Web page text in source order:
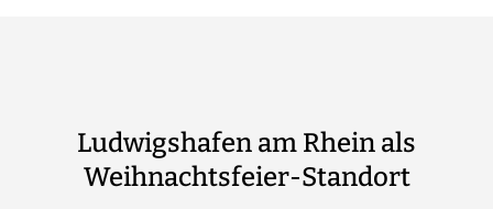
Ludwigshafen am Rhein als
Weihnachtsfeier-Standort